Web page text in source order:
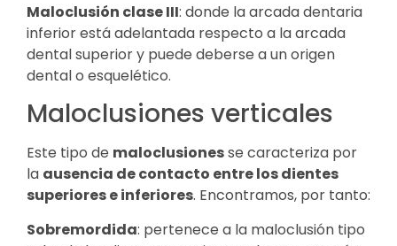
Maloclusión clase III: donde la arcada dentaria
inferior está adelantada respecto a la arcada
dental superior y puede deberse a un origen
dental o esquelético.
Maloclusiones verticales
Este tipo de maloclusionesse caracteriza por
la ausencia de contacto entre los dientes
superiores e inferiores. Encontramos, por tanto:
Sobremordida: pertenece a la maloclusión tipo